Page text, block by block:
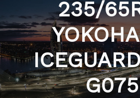
235/
G075